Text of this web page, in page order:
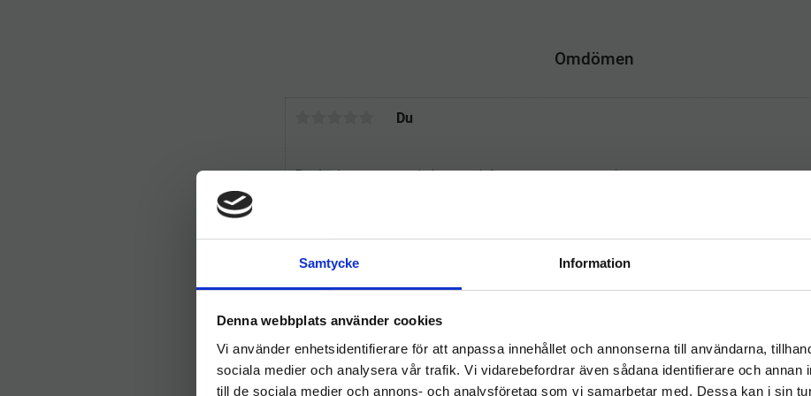
Samtycke Information
Denna webbplats använder cookies
Vi använder enhetsidentifierare för att anpassa innehållet och annonserna till användarna,
sociala medier och analysera vår trafik. Vi vidarebefordrar även sådana identifierare och annan
till de sociala medier och annons- och analysföretag som vi samarbetar med. Dessa kan i sin
o
o
e
r
I
Omdömen
Du
hygieneleeds.se
Vill du handla som företag eller privatperson?